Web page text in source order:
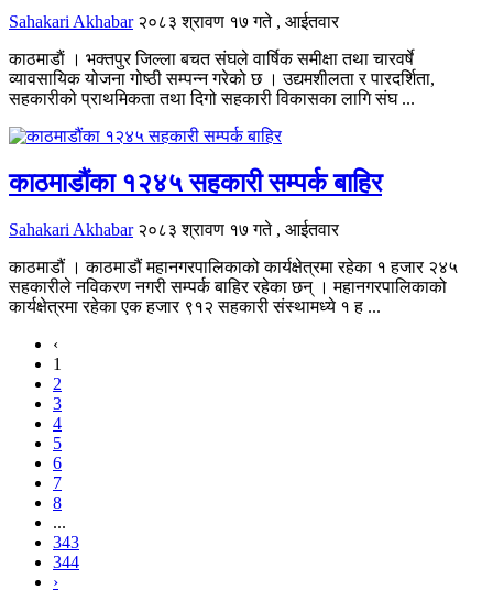
Sahakari Akhabar २०८३ श्रावण १७ गते , आईतवार
काठमाडाैं । भक्तपुर जिल्ला बचत संघले वार्षिक समीक्षा तथा चारवर्षे
व्यावसायिक योजना गोष्ठी सम्पन्न गरेको छ । उद्यमशीलता र पारदर्शिता,
सहकारीको प्राथमिकता तथा दिगो सहकारी विकासका लागि संघ ...
काठमाडौंका १२४५ सहकारी सम्पर्क बाहिर
Sahakari Akhabar २०८३ श्रावण १७ गते , आईतवार
काठमाडौं । काठमाडौं महानगरपालिकाको कार्यक्षेत्रमा रहेका १ हजार २४५
सहकारीले नविकरण नगरी सम्पर्क बाहिर रहेका छन् । महानगरपालिकाको
कार्यक्षेत्रमा रहेका एक हजार ९१२ सहकारी संस्थामध्ये १ ह ...
‹
1
2
3
4
5
6
7
8
...
343
344
›